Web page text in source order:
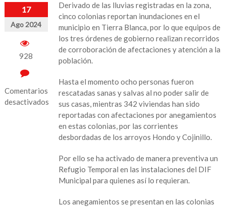
17
Ago 2024
928
Comentarios
desactivados
Derivado de las lluvias registradas en la zona,
cinco colonias reportan inundaciones en el
municipio en Tierra Blanca, por lo que equipos de
los tres órdenes de gobierno realizan recorridos
de corroboración de afectaciones y atención a la
población.
Hasta el momento ocho personas fueron
rescatadas sanas y salvas al no poder salir de
sus casas, mientras 342 viviendas han sido
reportadas con afectaciones por anegamientos
en estas colonias, por las corrientes
desbordadas de los arroyos Hondo y Cojinillo.
Por ello se ha activado de manera preventiva un
Refugio Temporal en las instalaciones del DIF
Municipal para quienes así lo requieran.
Los anegamientos se presentan en las colonias